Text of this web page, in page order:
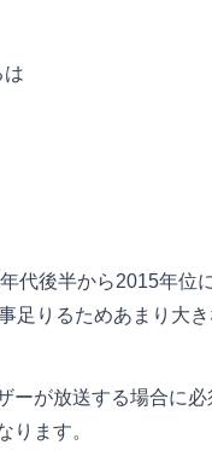
は
代後半から2015年位
りるためあまり大
が放送する場合に
ります。